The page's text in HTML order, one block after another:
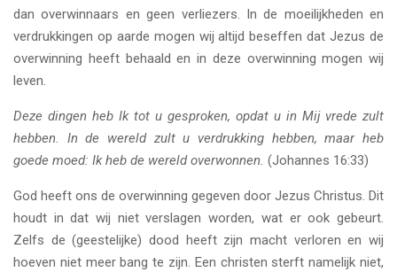
dan overwinnaars en geen verliezers. In de moeilijkheden en
verdrukkingen op aarde mogen wij altijd beseffen dat Jezus de
overwinning heeft behaald en in deze overwinning mogen wij
leven.
Deze dingen heb Ik tot u gesproken, opdat u in Mij vrede zult
hebben. In de wereld zult u verdrukking hebben, maar heb
goede moed: Ik heb de wereld overwonnen. (Johannes 16:33)
God heeft ons de overwinning gegeven door Jezus Christus. Dit
houdt in dat wij niet verslagen worden, wat er ook gebeurt.
Zelfs de (geestelijke) dood heeft zijn macht verloren en wij
hoeven niet meer bang te zijn. Een christen sterft namelijk niet,